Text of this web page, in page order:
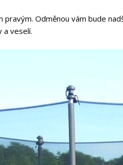
Odměnou vám bude
a veselí.